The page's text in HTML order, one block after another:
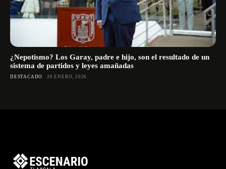
¿Nepotismo? Los Garay, padre e hijo, son el resultado de un
sistema de partidos y leyes amañadas
DESTACADO 30 ENERO, 2026